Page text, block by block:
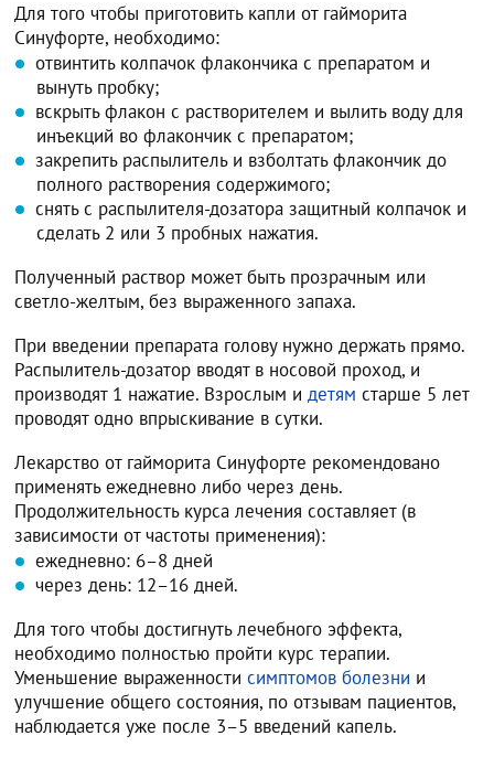
Для того чтобы приготовить капли от гайморита
Синуфорте, необходимо:
отвинтить колпачок флакончика с препаратом и
вынуть пробку;
вскрыть флакон с растворителем и вылить воду для
инъекций во флакончик с препаратом;
закрепить распылитель и взболтать флакончик до
полного растворения содержимого;
снять с распылителя-дозатора защитный колпачок и
сделать 2 или 3 пробных нажатия.
Полученный раствор может быть прозрачным или
светло-желтым, без выраженного запаха.
При введении препарата голову нужно держать прямо.
Распылитель-дозатор вводят в носовой проход, и
производят 1 нажатие. Взрослым идетям старше 5 лет
проводят одно впрыскивание в сутки.
Лекарство от гайморита Синуфорте рекомендовано
применять ежедневно либо через день.
Продолжительность курса лечения составляет (в
зависимости от частоты применения):
ежедневно: 6–8 дней
через день: 12–16 дней.
Для того чтобы достигнуть лечебного эффекта,
необходимо полностью пройти курс терапии.
Уменьшение выраженностисимптомов болезни и
улучшение общего состояния, по отзывам пациентов,
наблюдается уже после 3–5 введений капель.